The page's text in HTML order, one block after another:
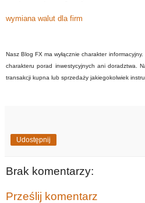
wymiana walut dla firm
Nasz Blog FX ma wyłącznie charakter
charakteru porad inwestycyjnych ani doradztwa.
transakcji kupna lub sprzedaży jakiegokolwiek
Udostępnij
Brak komentarzy:
Prześlij komentarz